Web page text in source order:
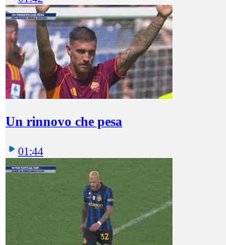
Un rinnovo che pesa
01:44